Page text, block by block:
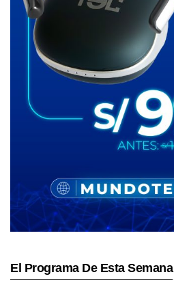
El Programa De Esta Semana